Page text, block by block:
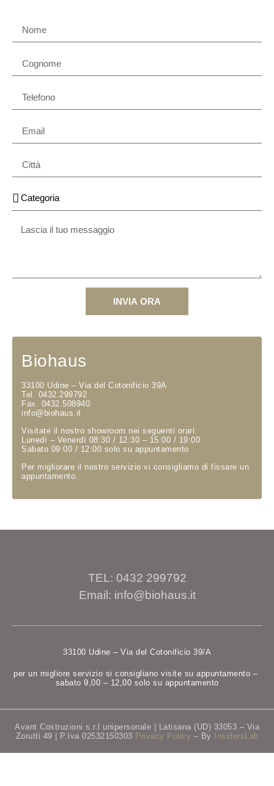
INVIA ORA
Biohaus
33100 Udine – Via del Cotonificio 39A
Tel. 0432.299792
Fax. 0432.508940
info@biohaus.it
Visitate il nostro showroom nei seguenti orari:
Lunedì – Venerdì 08:30 / 12:30 – 15:00 / 19:00
Sabato 09:00 / 12:00 solo su appuntamento
Per migliorare il nostro servizio vi consigliamo di fissare un
appuntamento.
TEL: 0432 299792
Email: info@biohaus.it
33100 Udine – Via del Cotonificio 39/A
per un migliore servizio si consigliano visite su appuntamento –
sabato 9,00 – 12,00 solo su appuntamento
Avant Costruzioni s.r.l unipersonale | Latisana (UD) 33053 – Via
Zorutti 49 | P.Iva 02532150303 Privacy Policy – By InsidersLab